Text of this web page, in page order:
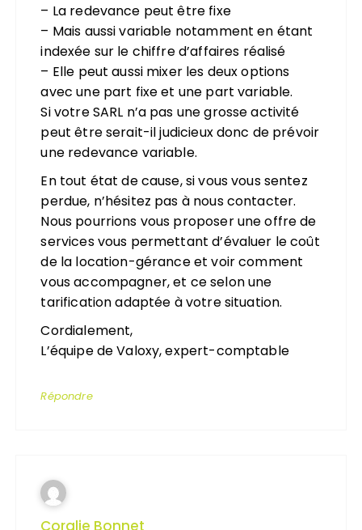
– La redevance peut être fixe
– Mais aussi variable notamment en étant
indexée sur le chiffre d’affaires réalisé
– Elle peut aussi mixer les deux options
avec une part fixe et une part variable.
Si votre SARL n’a pas une grosse activité
peut être serait-il judicieux donc de prévoir
une redevance variable.
En tout état de cause, si vous vous sentez
perdue, n’hésitez pas à nous contacter.
Nous pourrions vous proposer une offre de
services vous permettant d’évaluer le coût
de la location-gérance et voir comment
vous accompagner, et ce selon une
tarification adaptée à votre situation.
Cordialement,
L’équipe de Valoxy, expert-comptable
Répondre
Coralie Bonnet